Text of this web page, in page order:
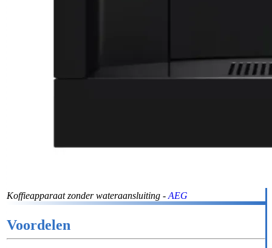
Koffieapparaat zonder wateraansluiting - AEG
Voordelen